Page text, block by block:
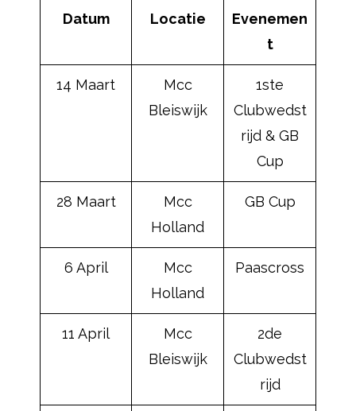
Datum Locatie
Evenemen
t
14 Maart
Mcc
Bleiswijk
1ste
Clubwedst
rijd & GB
Cup
28 Maart
Mcc
Holland
GB Cup
6 April
Mcc
Holland
Paascross
11 April
Mcc
Bleiswijk
2de
Clubwedst
rijd